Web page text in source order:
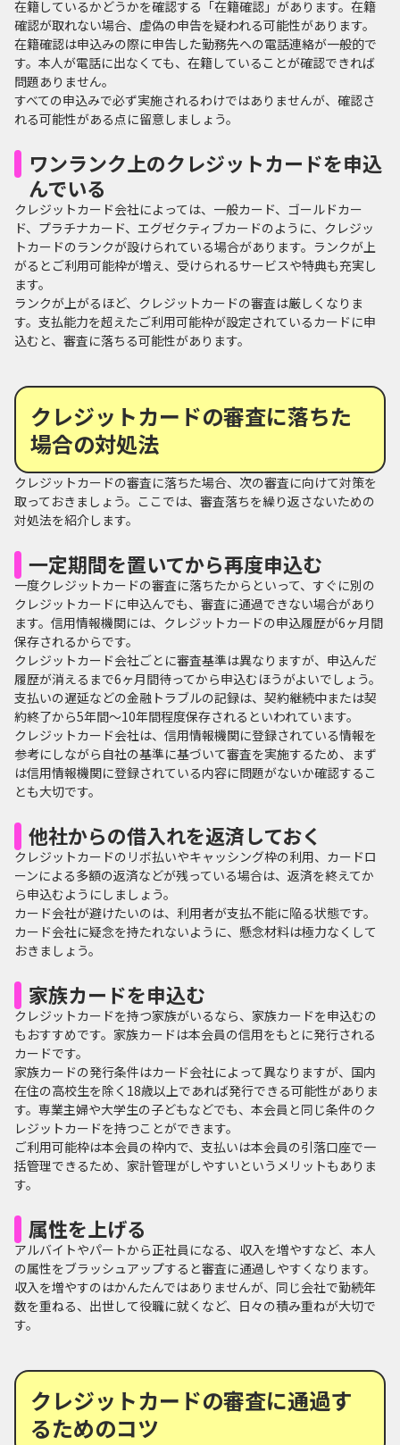
在籍しているかどうかを確認する「在籍確認」があります。在籍
確認が取れない場合、虚偽の申告を疑われる可能性があります。
在籍確認は申込みの際に申告した勤務先への電話連絡が一般的で
す。本人が電話に出なくても、在籍していることが確認できれば
問題ありません。
すべての申込みで必ず実施されるわけではありませんが、確認さ
れる可能性がある点に留意しましょう。
ワンランク上のクレジットカードを申込
んでいる
クレジットカード会社によっては、一般カード、ゴールドカー
ド、プラチナカード、エグゼクティブカードのように、クレジッ
トカードのランクが設けられている場合があります。ランクが上
がるとご利用可能枠が増え、受けられるサービスや特典も充実し
ます。
ランクが上がるほど、クレジットカードの審査は厳しくなりま
す。支払能力を超えたご利用可能枠が設定されているカードに申
込むと、審査に落ちる可能性があります。
クレジットカードの審査に落ちた
場合の対処法
クレジットカードの審査に落ちた場合、次の審査に向けて対策を
取っておきましょう。ここでは、審査落ちを繰り返さないための
対処法を紹介します。
一定期間を置いてから再度申込む
一度クレジットカードの審査に落ちたからといって、すぐに別の
クレジットカードに申込んでも、審査に通過できない場合があり
ます。信用情報機関には、クレジットカードの申込履歴が6ヶ月間
保存されるからです。
クレジットカード会社ごとに審査基準は異なりますが、申込んだ
履歴が消えるまで6ヶ月間待ってから申込むほうがよいでしょう。
支払いの遅延などの金融トラブルの記録は、契約継続中または契
約終了から5年間～10年間程度保存されるといわれています。
クレジットカード会社は、信用情報機関に登録されている情報を
参考にしながら自社の基準に基づいて審査を実施するため、まず
は信用情報機関に登録されている内容に問題がないか確認するこ
とも大切です。
他社からの借入れを返済しておく
クレジットカードのリボ払いやキャッシング枠の利用、カードロ
ーンによる多額の返済などが残っている場合は、返済を終えてか
ら申込むようにしましょう。
カード会社が避けたいのは、利用者が支払不能に陥る状態です。
カード会社に疑念を持たれないように、懸念材料は極力なくして
おきましょう。
家族カードを申込む
クレジットカードを持つ家族がいるなら、家族カードを申込むの
もおすすめです。家族カードは本会員の信用をもとに発行される
カードです。
家族カードの発行条件はカード会社によって異なりますが、国内
在住の高校生を除く18歳以上であれば発行できる可能性がありま
す。専業主婦や大学生の子どもなどでも、本会員と同じ条件のク
レジットカードを持つことができます。
ご利用可能枠は本会員の枠内で、支払いは本会員の引落口座で一
括管理できるため、家計管理がしやすいというメリットもありま
す。
属性を上げる
アルバイトやパートから正社員になる、収入を増やすなど、本人
の属性をブラッシュアップすると審査に通過しやすくなります。
収入を増やすのはかんたんではありませんが、同じ会社で勤続年
数を重ねる、出世して役職に就くなど、日々の積み重ねが大切で
す。
クレジットカードの審査に通過す
るためのコツ